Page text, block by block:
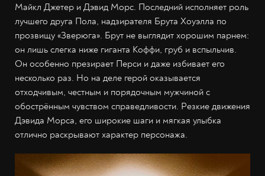
Майкл Джетер и Дэвид Морс. Последний исполняет роль
лучшего друга Пола, надзирателя Брута Хоуэлла по
прозвищу «Зверюга». Брут не выглядит хорошим парнем:
он лишь слегка ниже гиганта Коффи, груб и вспыльчив.
Он особенно презирает Перси и даже избивает его
несколько раз. Но на деле герой оказывается
отходчивым, честным и порядочным мужчиной с
обострённым чувством справедливости. Резкие движения
Дэвида Морса, его широкие шаги и мягкая улыбка
отлично раскрывают характер персонажа.